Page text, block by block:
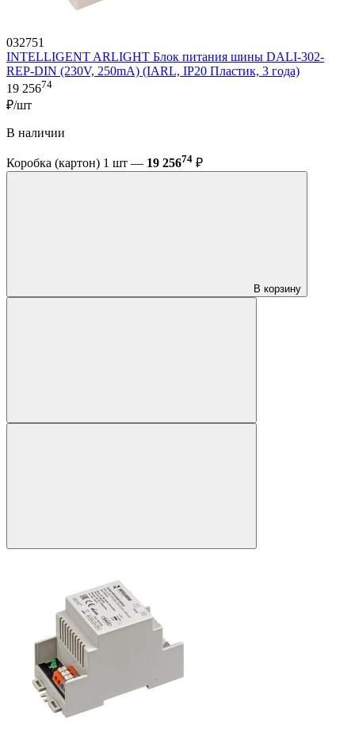
032751
INTELLIGENT ARLIGHT Блок питания шины DALI-302-
REP-DIN (230V, 250mA) (IARL, IP20 Пластик, 3 года)
19 25674
₽/шт
В наличии
Коробка (картон) 1 шт — 19 25674 ₽
В корзину